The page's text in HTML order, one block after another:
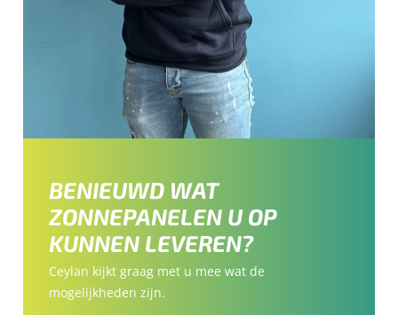
BENIEUWD WAT
ZONNEPANELEN U OP
KUNNEN LEVEREN?
Ceylan kijkt graag met u mee wat de
mogelijkheden zijn.